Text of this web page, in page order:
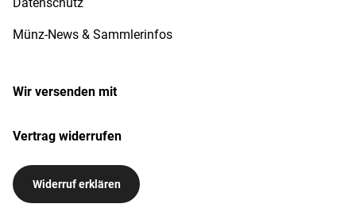
Datenschutz
Münz-News & Sammlerinfos
Wir versenden mit
Vertrag widerrufen
Widerruf erklären